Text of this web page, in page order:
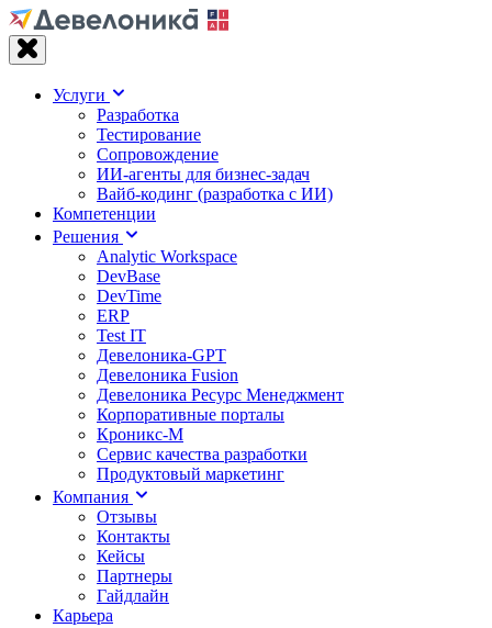
Услуги
Разработка
Тестирование
Сопровождение
ИИ-агенты для бизнес-задач
Вайб‑кодинг (разработка с ИИ)
Компетенции
Решения
Analytic Workspace
DevBase
DevTime
ERP
Test IT
Девелоника-GPT
Девелоника Fusion
Девелоника Ресурс Менеджмент
Корпоративные порталы
Кроникс-М
Сервис качества разработки
Продуктовый маркетинг
Компания
Отзывы
Контакты
Кейсы
Партнеры
Гайдлайн
Карьера